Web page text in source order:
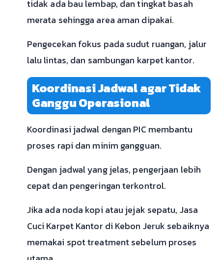
tidak ada bau lembap, dan tingkat basah
merata sehingga area aman dipakai.
Pengecekan fokus pada sudut ruangan, jalur
lalu lintas, dan sambungan karpet kantor.
Koordinasi Jadwal agar Tidak
Ganggu Operasional
Koordinasi jadwal dengan PIC membantu
proses rapi dan minim gangguan.
Dengan jadwal yang jelas, pengerjaan lebih
cepat dan pengeringan terkontrol.
Jika ada noda kopi atau jejak sepatu, Jasa
Cuci Karpet Kantor di Kebon Jeruk sebaiknya
memakai spot treatment sebelum proses